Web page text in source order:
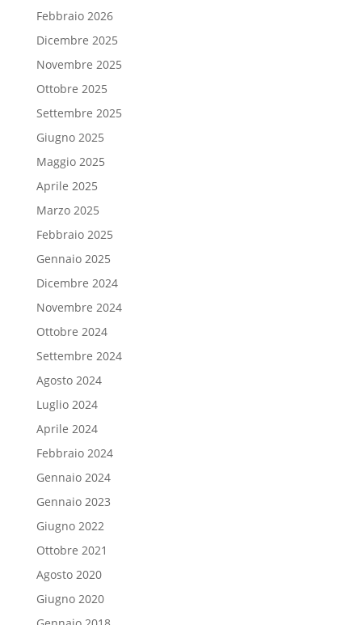
Febbraio 2026
Dicembre 2025
Novembre 2025
Ottobre 2025
Settembre 2025
Giugno 2025
Maggio 2025
Aprile 2025
Marzo 2025
Febbraio 2025
Gennaio 2025
Dicembre 2024
Novembre 2024
Ottobre 2024
Settembre 2024
Agosto 2024
Luglio 2024
Aprile 2024
Febbraio 2024
Gennaio 2024
Gennaio 2023
Giugno 2022
Ottobre 2021
Agosto 2020
Giugno 2020